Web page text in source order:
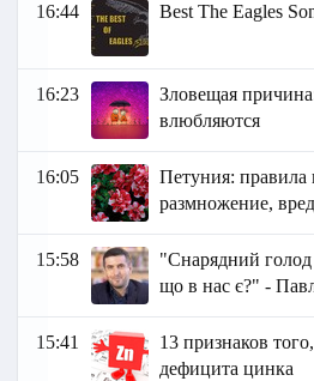
16:44 Best The Eagles
16:23
Зловещая
влюбляются
16:05
Петуния: правила
размножение,
15:58
"Снарядний
що в нас є?" -
15:41
13 признаков
дефицита цинка